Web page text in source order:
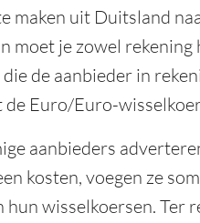
maken uit Duitsland
moet je zowel rekening
de aanbieder in
de Euro/Euro-
aanbieders
kosten, voegen ze
hun wisselkoersen. Ter